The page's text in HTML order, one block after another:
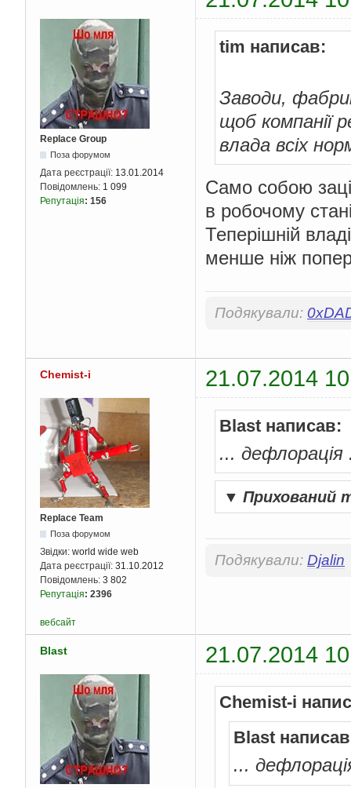
Replace Group
Поза форумом
Дата реєстрації: 13.01.2014
Повідомлень: 1 099
Репутація: 156
tim написав:
Заводи,
щоб компанії
влада всіх
Само собою
в робочому
Теперішній
менше ніж
Подякували:
Chemist-i 21.07.2014
Replace Team
Поза форумом
Звідки: world wide web
Дата реєстрації: 31.10.2012
Повідомлень: 3 802
Репутація: 2396
Blast написав:
... дефлорація
▼ Прихований
Подякували: Djalin
вебсайт
Blast 21.07.2014
Chemist-i
Blast
...